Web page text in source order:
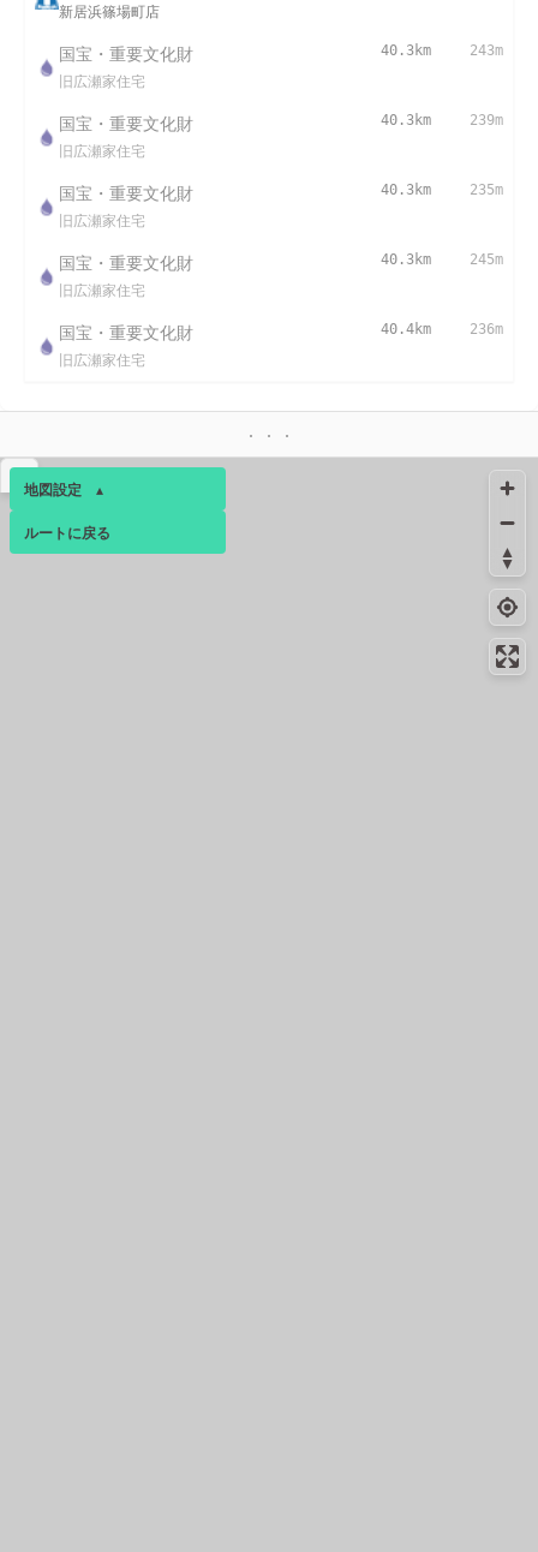
新居浜篠場町店
国宝・重要文化財
旧広瀬家住宅
40.3km 243m
国宝・重要文化財
旧広瀬家住宅
40.3km 239m
国宝・重要文化財
旧広瀬家住宅
40.3km 235m
国宝・重要文化財
旧広瀬家住宅
40.3km 245m
国宝・重要文化財
旧広瀬家住宅
40.4km 236m
地図設定 ▴
ベース ▴
ルートに戻る